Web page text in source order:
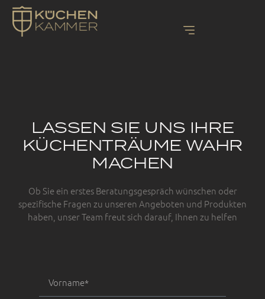
LASSEN SIE UNS IHRE
KÜCHENTRÄUME WAHR
MACHEN
Ob Sie ein erstes Beratungsgespräch wünschen oder
spezifische Fragen zu unseren Angeboten und Produkten
haben, unser Team freut sich darauf, Ihnen zu helfen